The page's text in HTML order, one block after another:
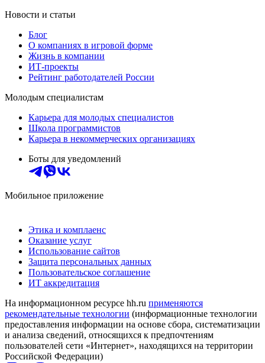
Новости и статьи
Блог
О компаниях в игровой форме
Жизнь в компании
ИТ-проекты
Рейтинг работодателей России
Молодым специалистам
Карьера для молодых специалистов
Школа программистов
Карьера в некоммерческих организациях
Боты для уведомлений
Мобильное приложение
Этика и комплаенс
Оказание услуг
Использование сайтов
Защита персональных данных
Пользовательское соглашение
ИТ аккредитация
На информационном ресурсе hh.ru применяются
рекомендательные технологии (информационные технологии
предоставления информации на основе сбора, систематизации
и анализа сведений, относящихся к предпочтениям
пользователей сети «Интернет», находящихся на территории
Российской Федерации)